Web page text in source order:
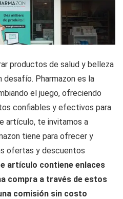
productos de salud y belleza
desafío. Pharmazon es la
el juego, ofreciendo
confiables y efectivos para
artículo, te invitamos a
tiene para ofrecer y
ofertas y descuentos
artículo contiene enlaces
compra a través de estos
comisión sin costo